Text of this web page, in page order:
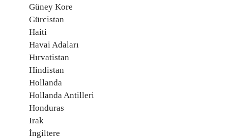
Güney Kore
Gürcistan
Haiti
Havai Adaları
Hırvatistan
Hindistan
Hollanda
Hollanda Antilleri
Honduras
Irak
İngiltere